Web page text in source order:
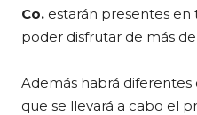
Co. estarán presentes en
poder disfrutar de más
Además habrá
que se llevará a cabo el